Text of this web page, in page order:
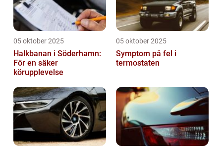
05 oktober 2025
Halkbanan i Söderhamn:
För en säker
körupplevelse
05 oktober 2025
Symptom på fel i
termostaten